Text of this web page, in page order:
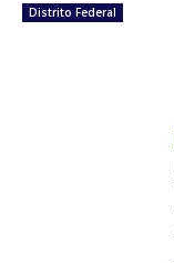
Distrito Federal